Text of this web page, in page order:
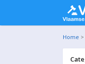
Home >